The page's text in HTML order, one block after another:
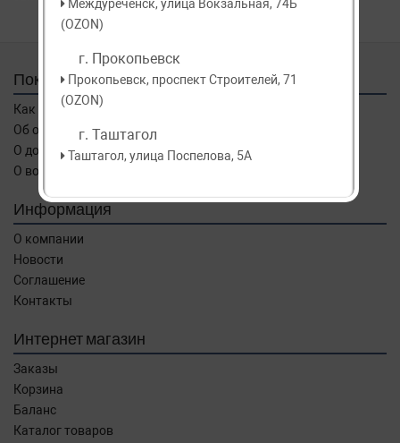
Междуреченск, улица Вокзальная, 74Б
(OZON)
г. Прокопьевск
Прокопьевск, проспект Строителей, 71
(OZON)
г. Таштагол
Таштагол, улица Поспелова, 5А
Покупателям
Как заказать
Об оплате
О доставке
О возврате
Информация
О компании
Новости
Соглашение
Контакты
Интернет магазин
Заказы
Корзина
Баланс
Каталог товаров